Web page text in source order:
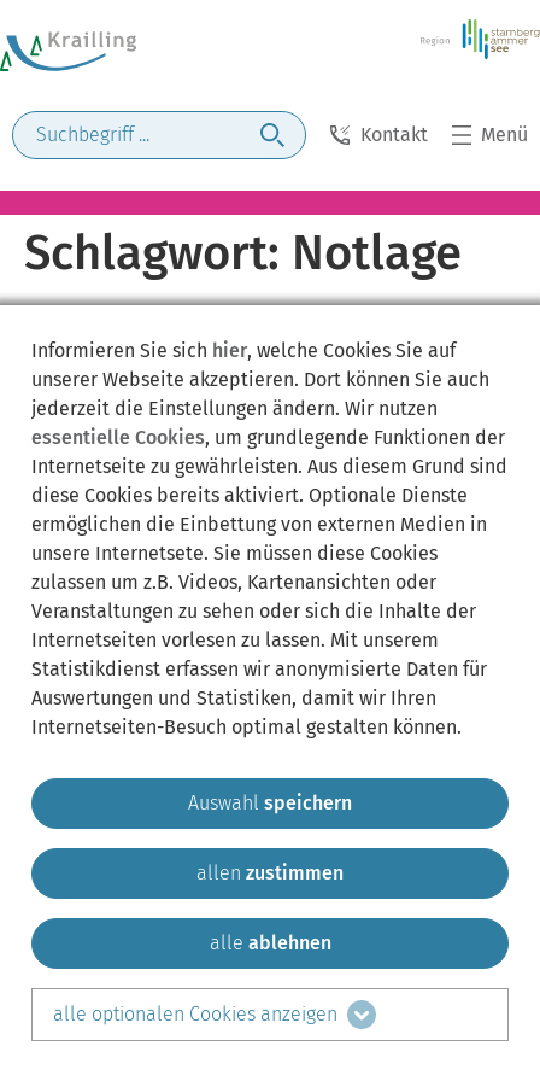
Kontakt Menü
Schlagwort: Notlage
Gemeinde Krailling Impressum
Sitemap
Kontakt
teilen auf:
LinkedIn
Informieren Sie sich hier, welche Cookies Sie auf
unserer Webseite akzeptieren. Dort können Sie auch
jederzeit die Einstellungen ändern. Wir nutzen
essentielle Cookies, um grundlegende Funktionen der
Internetseite zu gewährleisten. Aus diesem Grund sind
diese Cookies bereits aktiviert. Optionale Dienste
ermöglichen die Einbettung von externen Medien in
unsere Internetsete. Sie müssen diese Cookies
zulassen um z.B. Videos, Kartenansichten oder
Veranstaltungen zu sehen oder sich die Inhalte der
Internetseiten vorlesen zu lassen. Mit unserem
Statistikdienst erfassen wir anonymisierte Daten für
Auswertungen und Statistiken, damit wir Ihren
Internetseiten-Besuch optimal gestalten können.
Auswahl speichern
allen zustimmen
alle ablehnen
alle optionalen Cookies anzeigen